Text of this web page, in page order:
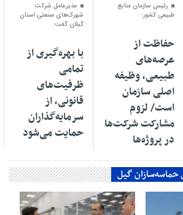
رئیس سازمان منابع
طبیعی کشور:
حفاظت از
عرصه‌های
طبیعی، وظیفه
اصلی سازمان
است/ لزوم
مشارکت شرکت‌ها
در پروژه‌ها
مدیرعامل شرکت
شهرک‌های صنعتی استان
گیلان گفت:
با بهره‌گیری از
تمامی
ظرفیت‌های
قانونی، از
سرمایه‌گذاران
حمایت می‌شود